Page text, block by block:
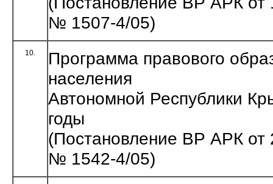
№ 1507-4/05)
10.
Программа правового
населения
Автономной Республики
годы
(Постановление ВР АРК от
№ 1542-4/05)